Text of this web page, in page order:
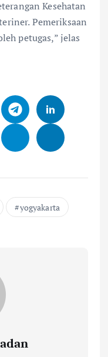
Kesehatan
Pemeriksaan
petugas,” jelas
yogyakarta